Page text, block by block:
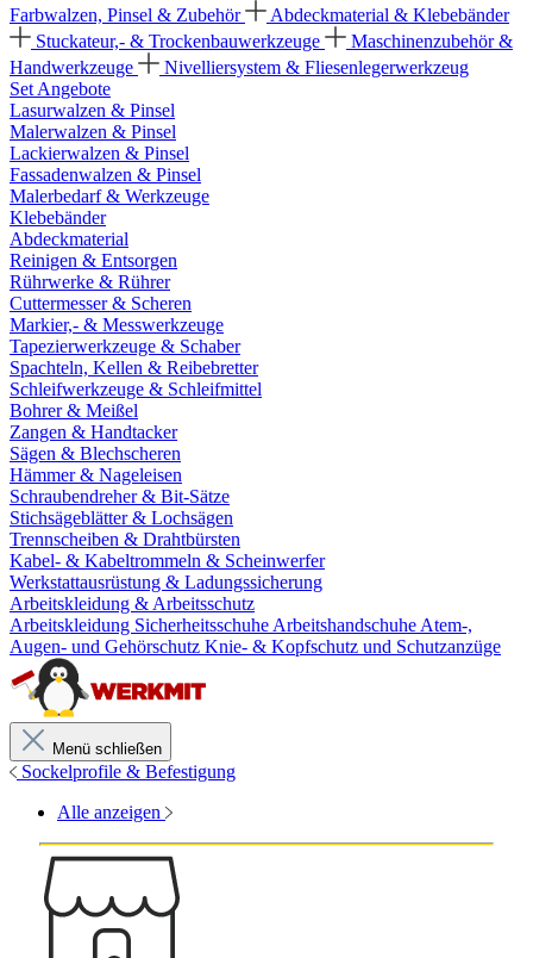
Farbwalzen, Pinsel & Zubehör
Abdeckmaterial & Klebebänder
Stuckateur,- & Trockenbauwerkzeuge
Maschinenzubehör &
Handwerkzeuge
Nivelliersystem & Fliesenlegerwerkzeug
Set Angebote
Lasurwalzen & Pinsel
Malerwalzen & Pinsel
Lackierwalzen & Pinsel
Fassadenwalzen & Pinsel
Malerbedarf & Werkzeuge
Klebebänder
Abdeckmaterial
Reinigen & Entsorgen
Rührwerke & Rührer
Cuttermesser & Scheren
Markier,- & Messwerkzeuge
Tapezierwerkzeuge & Schaber
Spachteln, Kellen & Reibebretter
Schleifwerkzeuge & Schleifmittel
Bohrer & Meißel
Zangen & Handtacker
Sägen & Blechscheren
Hämmer & Nageleisen
Schraubendreher & Bit-Sätze
Stichsägeblätter & Lochsägen
Trennscheiben & Drahtbürsten
Kabel- & Kabeltrommeln & Scheinwerfer
Werkstattausrüstung & Ladungssicherung
Arbeitskleidung & Arbeitsschutz
Arbeitskleidung Sicherheitsschuhe Arbeitshandschuhe Atem-,
Augen- und Gehörschutz Knie- & Kopfschutz und Schutzanzüge
Menü schließen
Sockelprofile & Befestigung
Alle anzeigen